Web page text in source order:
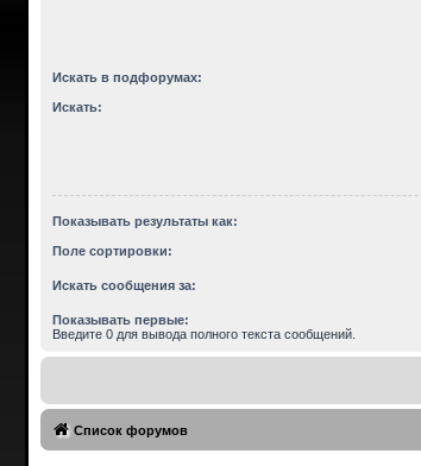
Искать в подфорумах:
Искать:
Показывать результаты как:
Поле сортировки:
Искать сообщения за:
Показывать первые:
Введите 0 для вывода полного текста сообщений.
Список форумов